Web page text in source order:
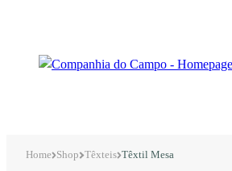
Home Shop Têxteis Têxtil Mesa